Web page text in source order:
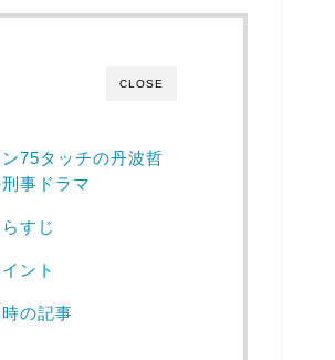
CLOSE
75タッチの丹波哲
事ドラマ
すじ
ント
の記事